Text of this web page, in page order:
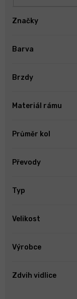
Značky
Barva
Brzdy
Materiál rámu
Průměr kol
Převody
Typ
Velikost
Výrobce
Zdvih vidlice